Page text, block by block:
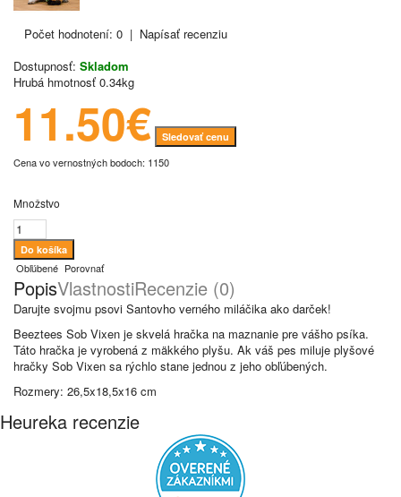
Počet hodnotení: 0 | Napísať recenziu
Dostupnosť: Skladom
Hrubá hmotnosť 0.34kg
11.50€ Sledovať cenu
Cena vo vernostných bodoch: 1150
Množstvo
Obľúbené Porovnať
PopisVlastnostiRecenzie (0)
Darujte svojmu psovi Santovho verného miláčika ako darček!
Beeztees Sob Vixen je skvelá hračka na maznanie pre vášho psíka.
Táto hračka je vyrobená z mäkkého plyšu. Ak váš pes miluje plyšové
hračky Sob Vixen sa rýchlo stane jednou z jeho obľúbených.
Rozmery: 26,5x18,5x16 cm
Heureka recenzie